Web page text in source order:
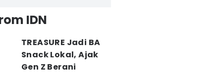
IDN
TREASURE Jadi BA
Snack Lokal, Ajak
Gen Z Berani